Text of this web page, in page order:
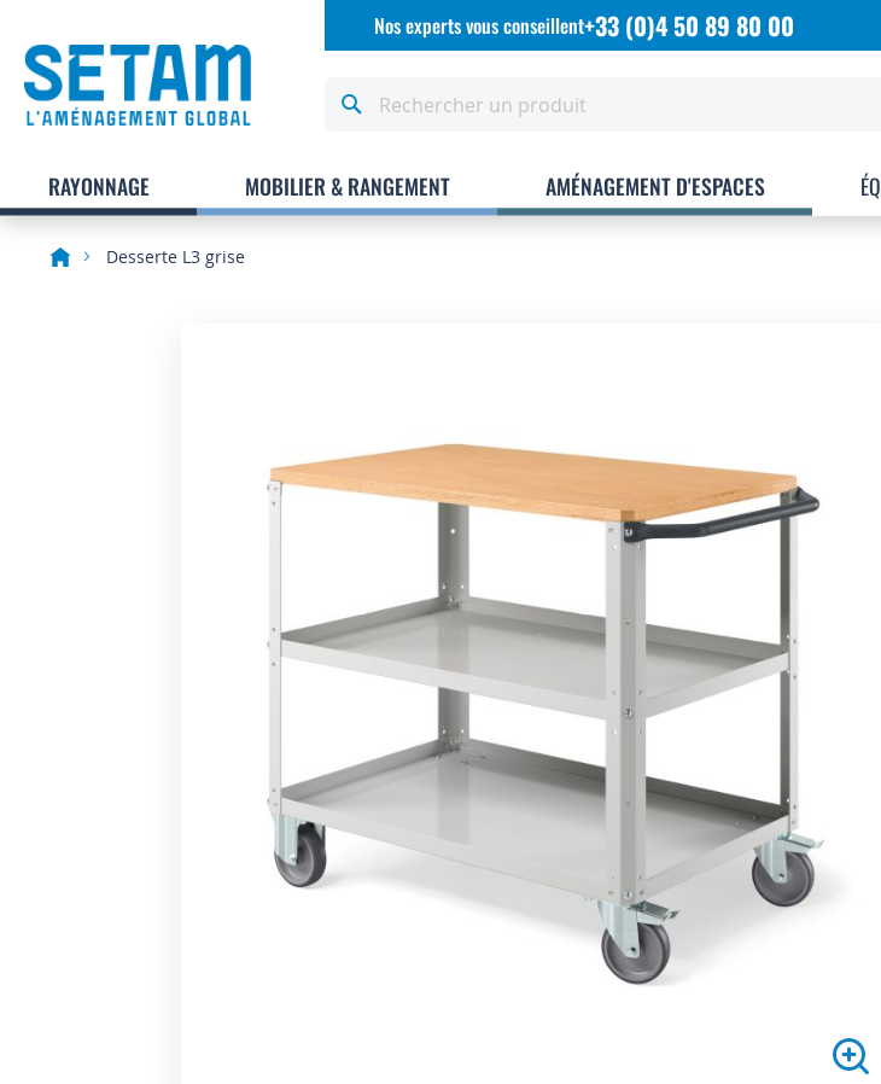
AllezNos experts vous conseillent+33 (0)4 50 89 80 00
RAYONNAGE MOBILIER & RANGEMENT AMÉNAGEMENT D'ESPACES
Desserte L3 grise